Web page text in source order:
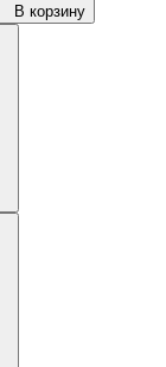
В корзину